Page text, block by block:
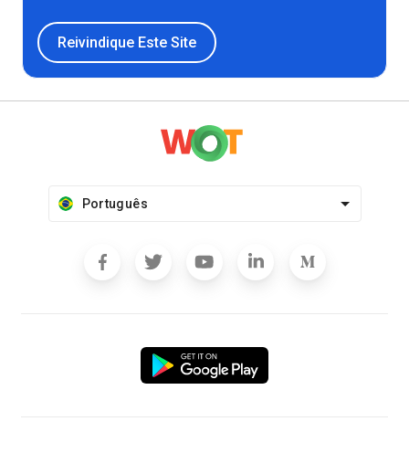
Reivindique Este Site
Português